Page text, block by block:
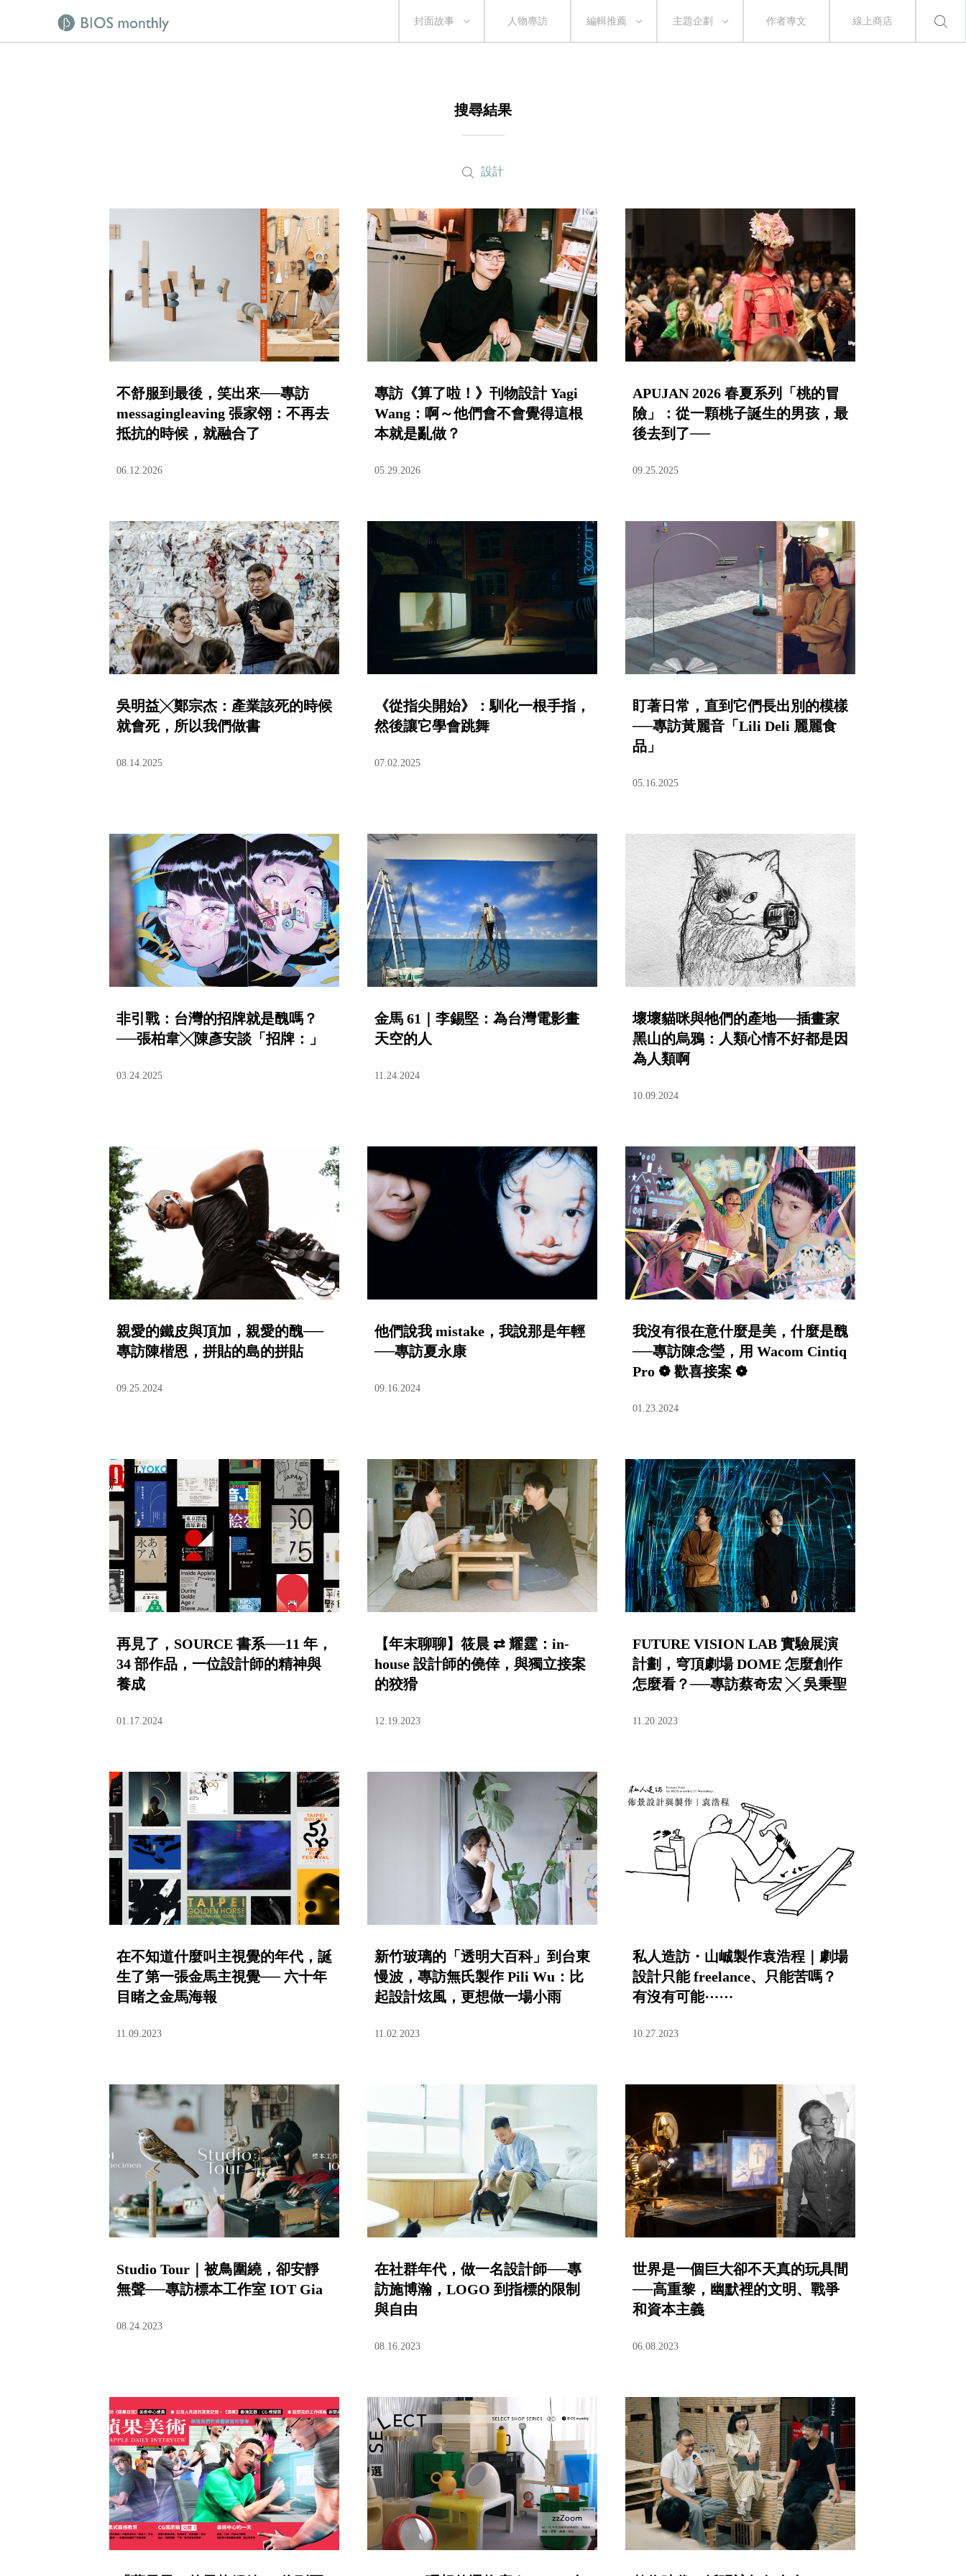
封面故事 人物專訪 編輯推薦 主題企劃 作者專文 線上商店
搜尋結果
設計
不舒服到最後，笑出來──專訪
messagingleaving 張家翎：不再去
抵抗的時候，就融合了
06.12.2026
專訪《算了啦！》刊物設計 Yagi
Wang：啊～他們會不會覺得這根
本就是亂做？
05.29.2026
APUJAN 2026 春夏系列「桃的冒
險」：從一顆桃子誕生的男孩，最
後去到了──
09.25.2025
吳明益╳鄭宗杰：產業該死的時候
就會死，所以我們做書
08.14.2025
《從指尖開始》：馴化一根手指，
然後讓它學會跳舞
07.02.2025
盯著日常，直到它們長出別的模樣
──專訪黃麗音「Lili Deli 麗麗食
品」
05.16.2025
非引戰：台灣的招牌就是醜嗎？
──張柏韋╳陳彥安談「招牌：」
03.24.2025
金馬 61｜李錫堅：為台灣電影畫
天空的人
11.24.2024
壞壞貓咪與牠們的產地──插畫家
黑山的烏鴉：人類心情不好都是因
為人類啊
10.09.2024
親愛的鐵皮與頂加，親愛的醜──
專訪陳楷恩，拼貼的島的拼貼
09.25.2024
他們說我 mistake，我說那是年輕
──專訪夏永康
09.16.2024
我沒有很在意什麼是美，什麼是醜
──專訪陳念瑩，用 Wacom Cintiq
Pro ❁ 歡喜接案 ❁
01.23.2024
再見了，SOURCE 書系──11 年，
34 部作品，一位設計師的精神與
養成
01.17.2024
【年末聊聊】筱晨 ⇄ 耀霆：in-
house 設計師的僥倖，與獨立接案
的狡猾
12.19.2023
FUTURE VISION LAB 實驗展演
計劃，穹頂劇場 DOME 怎麼創作
怎麼看？──專訪蔡奇宏 ╳ 吳秉聖
11.20.2023
在不知道什麼叫主視覺的年代，誕
生了第一張金馬主視覺── 六十年
目睹之金馬海報
11.09.2023
新竹玻璃的「透明大百科」到台東
慢波，專訪無氏製作 Pili Wu：比
起設計炫風，更想做一場小雨
11.02.2023
私人造訪・山峸製作袁浩程｜劇場
設計只能 freelance、只能苦嗎？
有沒有可能⋯⋯
10.27.2023
Studio Tour｜被鳥圍繞，卻安靜
無聲──專訪標本工作室 IOT Gia
08.24.2023
在社群年代，做一名設計師──專
訪施博瀚，LOGO 到指標的限制
與自由
08.16.2023
世界是一個巨大卻不天真的玩具間
──高重黎，幽默裡的文明、戰爭
和資本主義
06.08.2023